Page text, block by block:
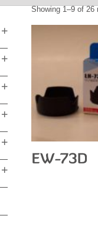
Showing 1–9 of 26